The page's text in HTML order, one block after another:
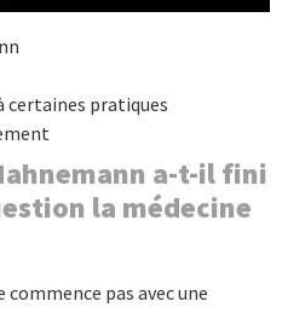
certaines pratiques
a-t-il fini
la médecine
pas avec une